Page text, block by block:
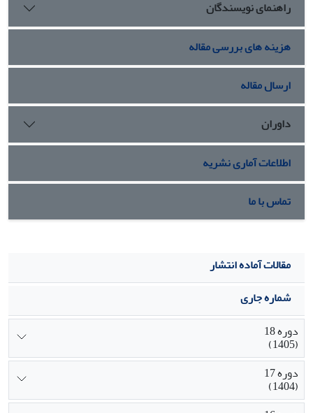
راهنمای نویسندگان
هزینه های بررسی مقاله
ارسال مقاله
داوران
اطلاعات آماری نشریه
تماس با ما
مقالات آماده انتشار
شماره جاری
دوره 18
(1405)
دوره 17
(1404)